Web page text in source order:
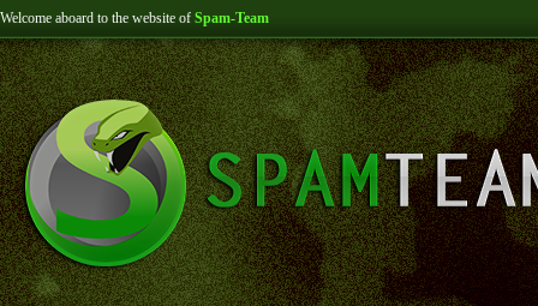
Welcome aboard to the website of Spam-Team